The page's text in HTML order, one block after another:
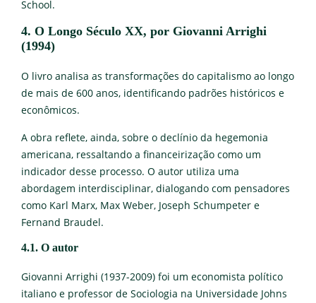
School.
4. O Longo Século XX, por Giovanni Arrighi
(1994)
O livro analisa as transformações do capitalismo ao longo
de mais de 600 anos, identificando padrões históricos e
econômicos.
A obra reflete, ainda, sobre o declínio da hegemonia
americana, ressaltando a financeirização como um
indicador desse processo. O autor utiliza uma
abordagem interdisciplinar, dialogando com pensadores
como Karl Marx, Max Weber, Joseph Schumpeter e
Fernand Braudel.
4.1. O autor
Giovanni Arrighi (1937-2009) foi um economista político
italiano e professor de Sociologia na Universidade Johns